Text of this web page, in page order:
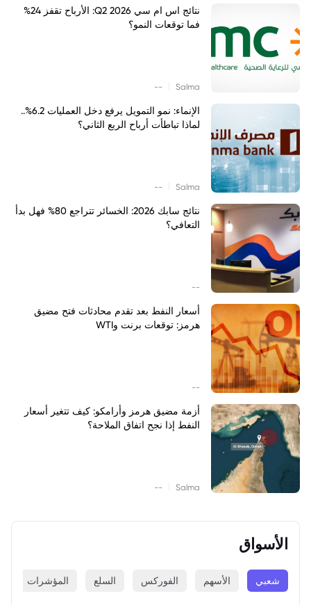
نتائج اس ام سي Q2 2026: الأرباح تقفز 24%
فما توقعات النمو؟
Salma
--
الإنماء: نمو التمويل يرفع دخل العمليات 6.2%..
لماذا تباطأت أرباح الربع الثاني؟
Salma
--
نتائج سابك 2026: الخسائر تتراجع 80% فهل بدأ
التعافي؟
--
أسعار النفط بعد تقدم محادثات فتح مضيق
هرمز: توقعات برنت وWTI
--
أزمة مضيق هرمز وأرامكو: كيف تتغير أسعار
النفط إذا نجح اتفاق الملاحة؟
Salma
--
الأسواق
شعبي الأسهم الفوركس السلع المؤشرات